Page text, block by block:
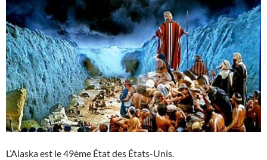
L’Alaska est le 49ème État des États-Unis.